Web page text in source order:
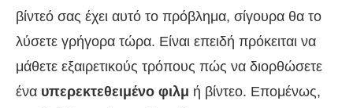
βίντεό σας έχει αυτό το πρόβλημα, σίγουρα θα το
λύσετε γρήγορα τώρα. Είναι επειδή πρόκειται να
μάθετε εξαιρετικούς τρόπους πώς να διορθώσετε
ένα υπερεκτεθειμένο φιλμ ή βίντεο. Επομένως,